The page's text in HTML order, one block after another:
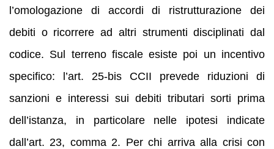
l’omologazione di accordi di ristrutturazione dei
debiti o ricorrere ad altri strumenti disciplinati dal
codice. Sul terreno fiscale esiste poi un incentivo
specifico: l’art. 25-bis CCII prevede riduzioni di
sanzioni e interessi sui debiti tributari sorti prima
dell’istanza, in particolare nelle ipotesi indicate
dall’art. 23, comma 2. Per chi arriva alla crisi con